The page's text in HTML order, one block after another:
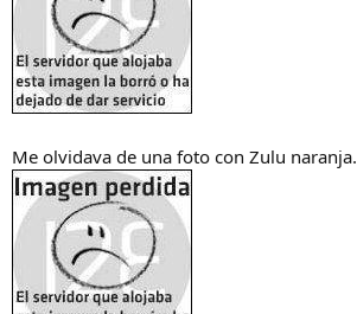
Me olvidava de una foto con Zulu naranja.